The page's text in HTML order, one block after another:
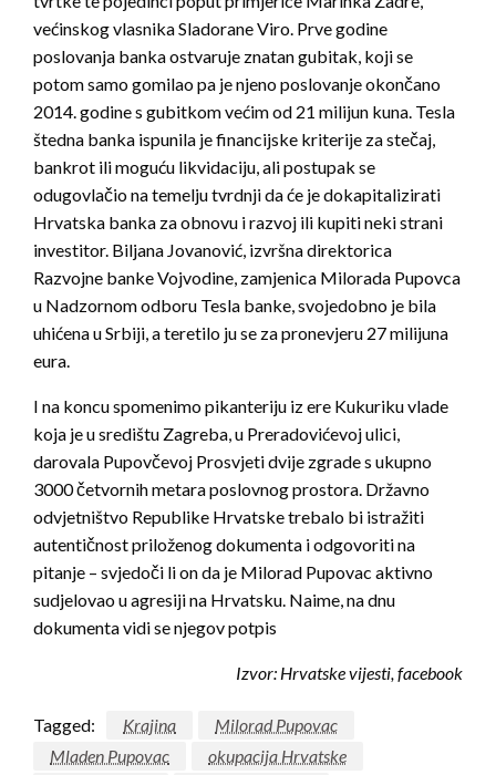
većinskog vlasnika Sladorane Viro. Prve godine
poslovanja banka ostvaruje znatan gubitak, koji se
potom samo gomilao pa je njeno poslovanje okončano
2014. godine s gubitkom većim od 21 milijun kuna. Tesla
štedna banka ispunila je financijske kriterije za stečaj,
bankrot ili moguću likvidaciju, ali postupak se
odugovlačio na temelju tvrdnji da će je dokapitalizirati
Hrvatska banka za obnovu i razvoj ili kupiti neki strani
investitor. Biljana Jovanović, izvršna direktorica
Razvojne banke Vojvodine, zamjenica Milorada Pupovca
u Nadzornom odboru Tesla banke, svojedobno je bila
uhićena u Srbiji, a teretilo ju se za pronevjeru 27 milijuna
eura.
I na koncu spomenimo pikanteriju iz ere Kukuriku vlade
koja je u središtu Zagreba, u Preradovićevoj ulici,
darovala Pupovčevoj Prosvjeti dvije zgrade s ukupno
3000 četvornih metara poslovnog prostora. Državno
odvjetništvo Republike Hrvatske trebalo bi istražiti
autentičnost priloženog dokumenta i odgovoriti na
pitanje – svjedoči li on da je Milorad Pupovac aktivno
sudjelovao u agresiji na Hrvatsku. Naime, na dnu
dokumenta vidi se njegov potpis
Izvor: Hrvatske vijesti, facebook
Tagged: Krajina
Milorad Pupovac
Mladen Pupovac
okupacija Hrvatske